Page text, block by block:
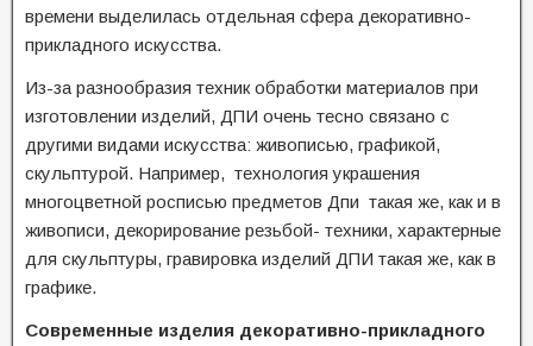
времени выделилась отдельная сфера декоративно-
прикладного искусства.
Из-за разнообразия техник обработки материалов при
изготовлении изделий, ДПИ очень тесно связано с
другими видами искусства: живописью, графикой,
скульптурой. Например, технология украшения
многоцветной росписью предметов Дпи такая же, как и в
живописи, декорирование резьбой- техники, характерные
для скульптуры, гравировка изделий ДПИ такая же, как в
графике.
Современные изделия декоративно-прикладного